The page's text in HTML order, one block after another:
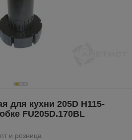
для кухни 205D H115-
FU205D.170BL
и розница